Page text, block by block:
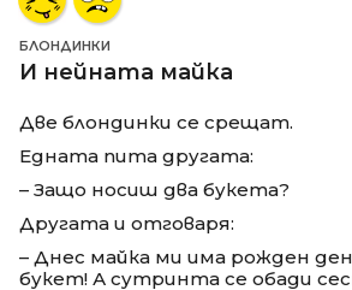
БЛОНДИНКИ
И нейната майка
Две блондинки се срещат.
Едната пита другата:
– Защо носиш два букета?
Другата и отговаря:
– Днес майка ми има рожден
букет! А сутринта се обади